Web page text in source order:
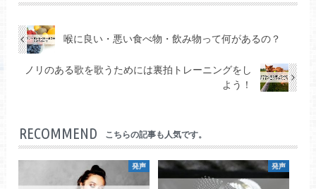
喉に良い・悪い食べ物・飲み物って何があるの？
ノリのある歌を歌うためには裏拍トレーニングをし
よう！
RECOMMEND こちらの記事も人気です。
発声 発声